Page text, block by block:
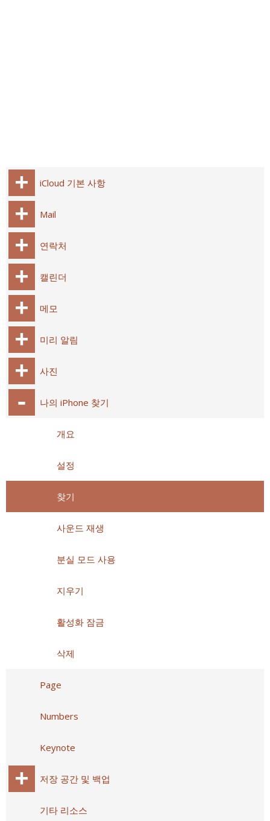
iCloud 기본 사항
Mail
연락처
캘린더
메모
미리 알림
사진
나의 iPhone 찾기
개요
설정
찾기
사운드 재생
분실 모드 사용
지우기
활성화 잠금
삭제
Page
Numbers
Keynote
저장 공간 및 백업
기타 리소스